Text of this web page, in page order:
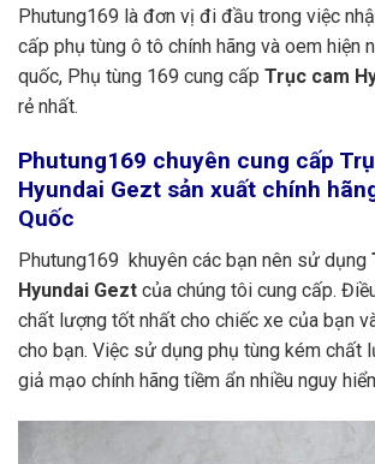
Phutung169 là đơn vị đi đầu trong việc
cấp phụ tùng ô tô chính hãng và oem hiện
quốc, Phụ tùng 169 cung cấp Trục cam
rẻ nhất.
Phutung169 chuyên cung cấp
Hyundai Gezt sản xuất chính
Quốc
Phutung169 khuyên các bạn nên sử dụng
Hyundai Gezt của chúng tôi cung cấp.
chất lượng tốt nhất cho chiếc xe của bạn
cho bạn. Việc sử dụng phụ tùng kém chất
giả mạo chính hãng tiềm ẩn nhiều nguy